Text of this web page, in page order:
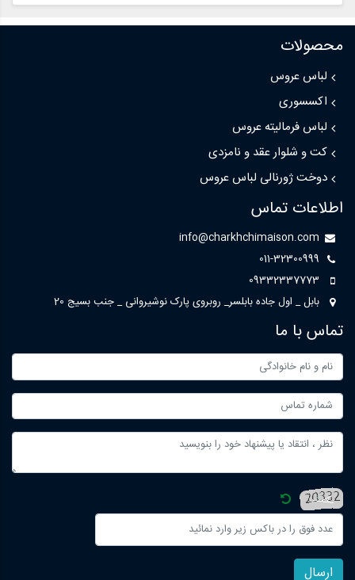
محصولات
لباس عروس
اکسسوری
لباس فرمالیته عروس
کت و شلوار عقد و نامزدی
دوخت ژورنالی لباس عروس
اطلاعات تماس
info@charkhchimaison.com
011-32300999
09332337773
بابل _ اول جاده بابلسر_ روبروی پارک نوشیروانی _ جنب بسیج 20
تماس با ما
ارسال